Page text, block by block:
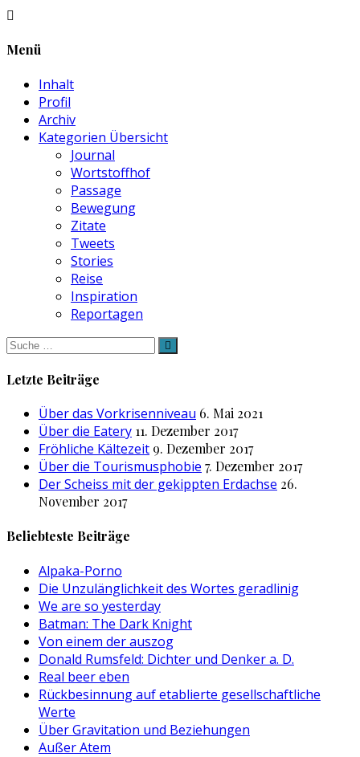
Menü
Inhalt
Profil
Archiv
Kategorien Übersicht
Journal
Wortstoffhof
Passage
Bewegung
Zitate
Tweets
Stories
Reise
Inspiration
Reportagen
Suche
nach:
Letzte Beiträge
Über das Vorkrisenniveau 6. Mai 2021
Über die Eatery 11. Dezember 2017
Fröhliche Kältezeit 9. Dezember 2017
Über die Tourismusphobie 7. Dezember 2017
Der Scheiss mit der gekippten Erdachse 26.
November 2017
Beliebteste Beiträge
Alpaka-Porno
Die Unzulänglichkeit des Wortes geradlinig
We are so yesterday
Batman: The Dark Knight
Von einem der auszog
Donald Rumsfeld: Dichter und Denker a. D.
Real beer eben
Rückbesinnung auf etablierte gesellschaftliche
Werte
Über Gravitation und Beziehungen
Außer Atem